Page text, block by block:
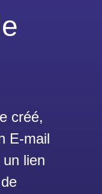
créé,
E-mail
lien